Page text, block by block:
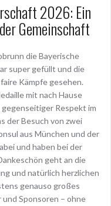
2026: Ein
Gemeinschaft
die Bayerische
super gefüllt und die
Kämpfe gesehen.
mit nach Hause
Respekt im
der Besuch von zwei
aus München und der
und haben bei der
geht an die
und natürlich herzlichen
genauso großes
Sponsoren – ohne